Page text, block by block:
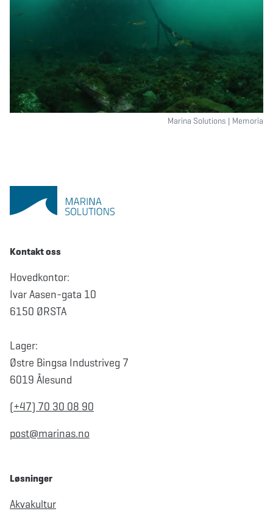
Marina Solutions | Memoria
Kontakt oss
Hovedkontor:
Ivar Aasen-gata 10
6150 ØRSTA
Lager:
Østre Bingsa Industriveg 7
6019 Ålesund
(+47) 70 30 08 90
post@marinas.no
Løsninger
Akvakultur